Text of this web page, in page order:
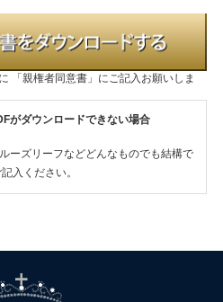
「親権者同意書」にご記入お願いしま
がダウンロードできない場合
ーズリーフなどどんなものでも結構で
入ください。